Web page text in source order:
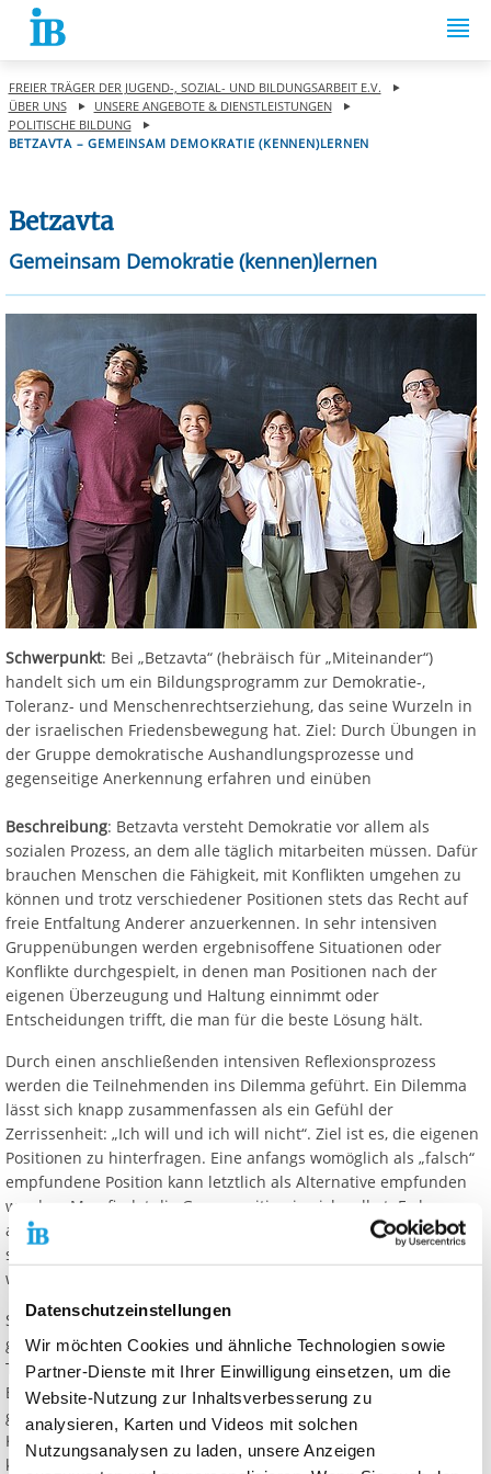
Datenschutzeinstellungen
Wir möchten Cookies und ähnliche Technologien sowie
Partner-Dienste mit Ihrer Einwilligung einsetzen, um die
Website-Nutzung zur Inhaltsverbesserung zu
analysieren, Karten und Videos mit solchen
Nutzungsanalysen zu laden, unsere Anzeigen
Springe zum Inhalt
FREIER TRÄGER DER JUGEND-, SOZIAL- UND BILDUNGSARBEIT E.V.
ÜBER UNS
UNSERE ANGEBOTE & DIENSTLEISTUNGEN
POLITISCHE BILDUNG
BETZAVTA – GEMEINSAM DEMOKRATIE (KENNEN)LERNEN
Betzavta
Gemeinsam Demokratie (kennen)lernen
Schwerpunkt: Bei „Betzavta“ (hebräisch für „Miteinander“)
handelt sich um ein Bildungsprogramm zur Demokratie-,
Toleranz- und Menschenrechtserziehung, das seine Wurzeln in
der israelischen Friedensbewegung hat. Ziel: Durch Übungen in
der Gruppe demokratische Aushandlungsprozesse und
gegenseitige Anerkennung erfahren und einüben
Beschreibung: Betzavta versteht Demokratie vor allem als
sozialen Prozess, an dem alle täglich mitarbeiten müssen. Dafür
brauchen Menschen die Fähigkeit, mit Konflikten umgehen zu
können und trotz verschiedener Positionen stets das Recht auf
freie Entfaltung Anderer anzuerkennen. In sehr intensiven
Gruppenübungen werden ergebnisoffene Situationen oder
Konflikte durchgespielt, in denen man Positionen nach der
eigenen Überzeugung und Haltung einnimmt oder
Entscheidungen trifft, die man für die beste Lösung hält.
Durch einen anschließenden intensiven Reflexionsprozess
werden die Teilnehmenden ins Dilemma geführt. Ein Dilemma
lässt sich knapp zusammenfassen als ein Gefühl der
Zerrissenheit: „Ich will und ich will nicht“. Ziel ist es, die eigenen
Positionen zu hinterfragen. Eine anfangs womöglich als „falsch“
empfundene Position kann letztlich als Alternative empfunden
werden. Man findet die Gegenposition in sich selbst. Es kann
aber auch passieren, dass man gar nicht mehr weiß, wie man
sich entscheiden soll, weil die Folgen der Entscheidung – egal
wie sie ausfällt – spürbar werden.
So werden demokratische Aushandlungsprozesse und
gegenseitige Anerkennung erfahren und trainiert. Ein Betzavta-
Training ist sehr herausfordernd und erfordert eine große
Bereitschaft, sich auf diesen intensiven Prozess einzulassen. Zu
gewinnen gibt es die Stärkung persönlicher und sozialer
Kompetenzen wie Empathie, Toleranz und Selbstreflexion sowie
kreative, demokratische Wege im Umgang mit Konflikten.